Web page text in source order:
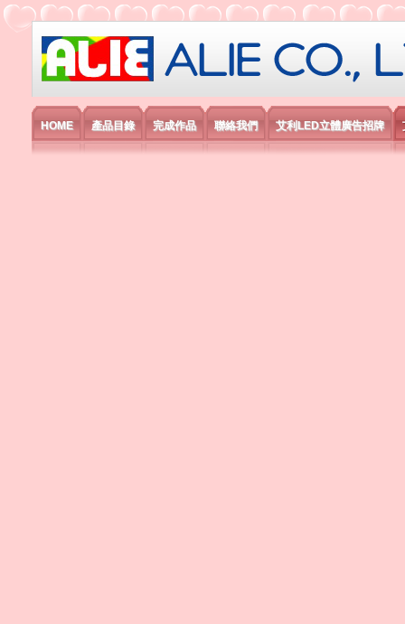
艾利國際電子有限公司
HOME 產品目錄 完成作品 聯絡我們 艾利LED立體廣告招牌